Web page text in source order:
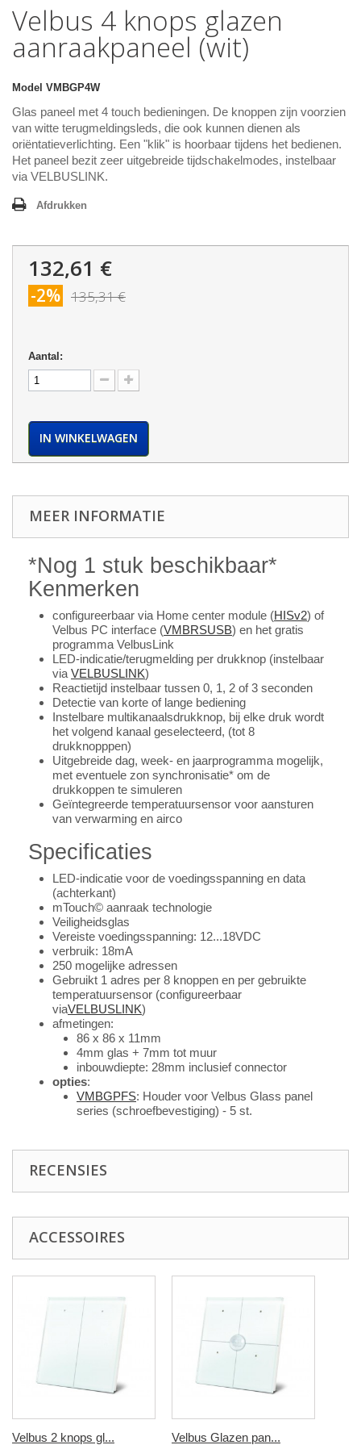
Velbus 4 knops glazen
aanraakpaneel (wit)
Model VMBGP4W
Glas paneel met 4 touch bedieningen. De knoppen zijn voorzien
van witte terugmeldingsleds, die ook kunnen dienen als
oriëntatieverlichting. Een "klik" is hoorbaar tijdens het bedienen.
Het paneel bezit zeer uitgebreide tijdschakelmodes, instelbaar
via VELBUSLINK.
Afdrukken
132,61 €
-2% 135,31 €
Aantal:
IN WINKELWAGEN
MEER INFORMATIE
*Nog 1 stuk beschikbaar*
Kenmerken
configureerbaar via Home center module (HISv2) of
Velbus PC interface (VMBRSUSB) en het gratis
programma VelbusLink
LED-indicatie/terugmelding per drukknop (instelbaar
via VELBUSLINK)
Reactietijd instelbaar tussen 0, 1, 2 of 3 seconden
Detectie van korte of lange bediening
Instelbare multikanaalsdrukknop, bij elke druk wordt
het volgend kanaal geselecteerd, (tot 8
drukknopppen)
Uitgebreide dag, week- en jaarprogramma mogelijk,
met eventuele zon synchronisatie* om de
drukkoppen te simuleren
Geïntegreerde temperatuursensor voor aansturen
van verwarming en airco
Specificaties
LED-indicatie voor de voedingsspanning en data
(achterkant)
mTouch© aanraak technologie
Veiligheidsglas
Vereiste voedingsspanning: 12...18VDC
verbruik: 18mA
250 mogelijke adressen
Gebruikt 1 adres per 8 knoppen en per gebruikte
temperatuursensor (configureerbaar
viaVELBUSLINK)
afmetingen:
86 x 86 x 11mm
4mm glas + 7mm tot muur
inbouwdiepte: 28mm inclusief connector
opties:
VMBGPFS: Houder voor Velbus Glass panel
series (schroefbevestiging) - 5 st.
RECENSIES
ACCESSOIRES
Velbus 2 knops gl... Velbus Glazen pan...